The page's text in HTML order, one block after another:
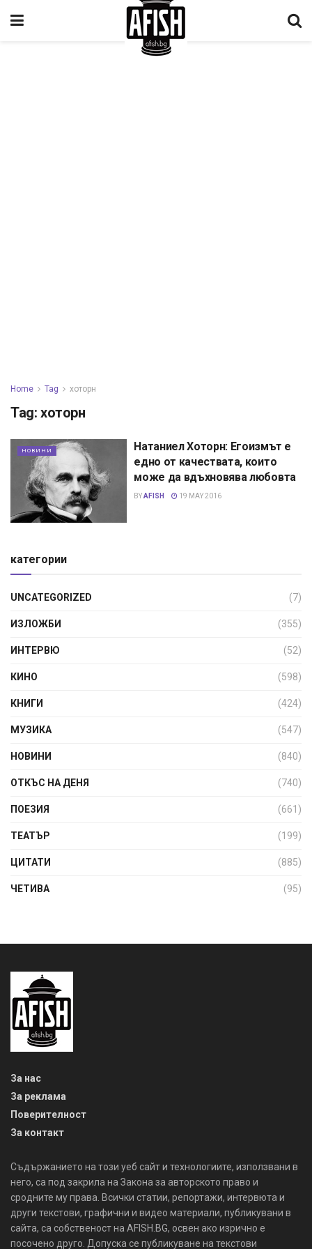
Home Tag хоторн
Tag: хоторн
НОВИНИ
Натаниел Хоторн: Егоизмът е
едно от качествата, които
може да вдъхновява любовта
BYAFISH 19 MAY 2016
категории
UNCATEGORIZED (7)
ИЗЛОЖБИ (355)
ИНТЕРВЮ (52)
КИНО (598)
КНИГИ (424)
МУЗИКА (547)
НОВИНИ (840)
ОТКЪС НА ДЕНЯ (740)
ПОЕЗИЯ (661)
ТЕАТЪР (199)
ЦИТАТИ (885)
ЧЕТИВА (95)
За нас
За реклама
Поверителност
За контакт
Съдържанието на този уеб сайт и технологиите, използвани в
него, са под закрила на Закона за авторското право и
сродните му права. Всички статии, репортажи, интервюта и
други текстови, графични и видео материали, публикувани в
сайта, са собственост на AFISH.BG, освен ако изрично е
посочено друго. Допуска се публикуване на текстови